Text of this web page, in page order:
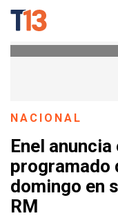
NACIONAL
Enel
programado
domingo en
RM